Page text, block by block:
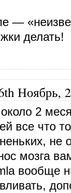
—
делать!
Ноябрь,
2
все что
не
мозга